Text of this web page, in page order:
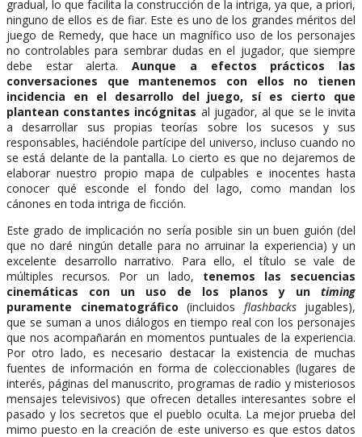
gradual, lo que facilita la construcción de la intriga, ya que, a priori,
ninguno de ellos es de fiar. Este es uno de los grandes méritos del
juego de Remedy, que hace un magnífico uso de los personajes
no controlables para sembrar dudas en el jugador, que siempre
debe estar alerta.Aunque a efectos prácticos las
conversaciones que mantenemos con ellos no tienen
incidencia en el desarrollo del juego, sí es cierto que
plantean constantes incógnitas al jugador, al que se le invita
a desarrollar sus propias teorías sobre los sucesos y sus
responsables, haciéndole partícipe del universo, incluso cuando no
se está delante de la pantalla. Lo cierto es que no dejaremos de
elaborar nuestro propio mapa de culpables e inocentes hasta
conocer qué esconde el fondo del lago, como mandan los
cánones en toda intriga de ficción.
Este grado de implicación no sería posible sin un buen guión (del
que no daré ningún detalle para no arruinar la experiencia) y un
excelente desarrollo narrativo. Para ello, el título se vale de
múltiples recursos. Por un lado, tenemos las secuencias
cinemáticas con un uso de los planos y un timing
puramente cinematográfico (incluidos flashbacksjugables),
que se suman a unos diálogos en tiempo real con los personajes
que nos acompañarán en momentos puntuales de la experiencia.
Por otro lado, es necesario destacar la existencia de muchas
fuentes de información en forma de coleccionables (lugares de
interés, páginas del manuscrito, programas de radio y misteriosos
mensajes televisivos) que ofrecen detalles interesantes sobre el
pasado y los secretos que el pueblo oculta. La mejor prueba del
mimo puesto en la creación de este universo es que estos datos